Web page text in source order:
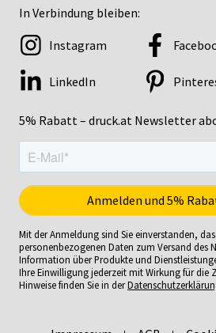
In Verbindung bleiben:
5% Rabatt – druck.at Newsletter
Instagram
LinkedIn
Mit der Anmeldung sind Sie einverstanden,
personenbezogenen Daten zum Versand des
Information über Produkte und
Ihre Einwilligung jederzeit mit Wirkung für die
Hinweise finden Sie in der